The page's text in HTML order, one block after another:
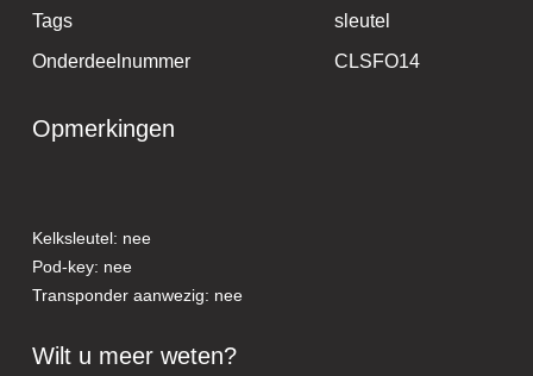
Tags
sleutel
Onderdeelnummer
CLSFO14
Opmerkingen
Kelksleutel: nee
Pod-key: nee
Transponder aanwezig: nee
Wilt u meer weten?